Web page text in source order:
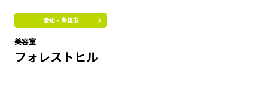
愛知・豊橋市
美容室
フォレストヒル